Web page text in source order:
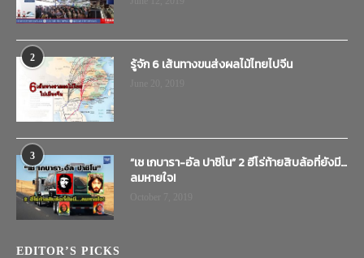
2 รู้จัก 6 เส้นทางขนส่งผลไม้ไทยไปจีน
3
“เช เกบารา-อัล ปาชิโน” 2 ฮีโร่ท้ายสิบล้อที่ยังมี…
ลมหายใจ!
EDITOR’S PICKS